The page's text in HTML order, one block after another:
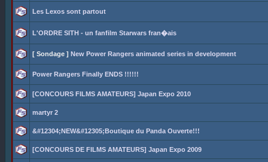
Les Lexos sont partout
L'ORDRE SITH - un fanfilm Starwars fran�ais
[ Sondage ] New Power Rangers animated series in development
Power Rangers Finally ENDS !!!!!!
[CONCOURS FILMS AMATEURS] Japan Expo 2010
martyr 2
&#12304;NEW&#12305;Boutique du Panda Ouverte!!!
[CONCOURS DE FILMS AMATEURS] Japan Expo 2009